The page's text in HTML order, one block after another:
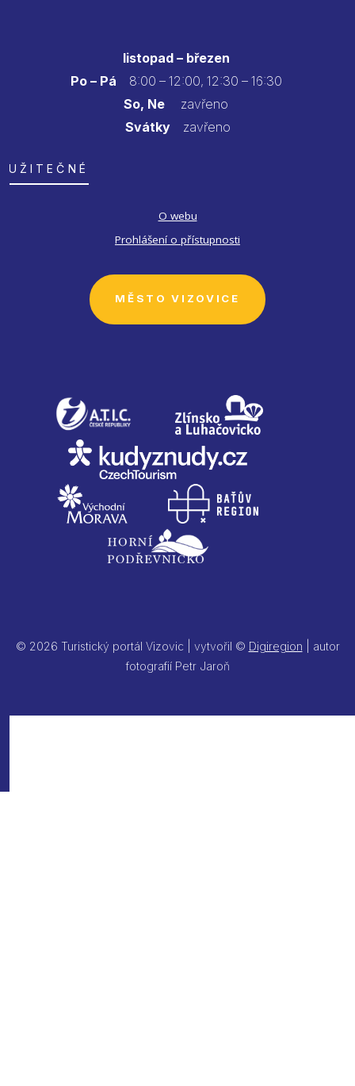
listopad – březen
Po – Pá 8:00 – 12:00, 12:30 – 16:30
So, Ne zavřeno
Svátkyzavřeno
UŽITEČNÉ
O webu
Prohlášení o přístupnosti
MĚSTO VIZOVICE
© 2026 Turistický portál Vizovic | vytvořil © Digiregion | autor
fotografií Petr Jaroň